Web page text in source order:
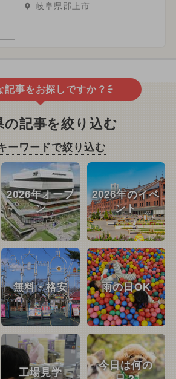
岐阜県郡上市
記事をお探しですか？
の記事を絞り込む
ーワードで絞り込む
2026年オープ
ン
2026年のイベ
ント
無料・格安 雨の日OK
工場見学
今日は何の